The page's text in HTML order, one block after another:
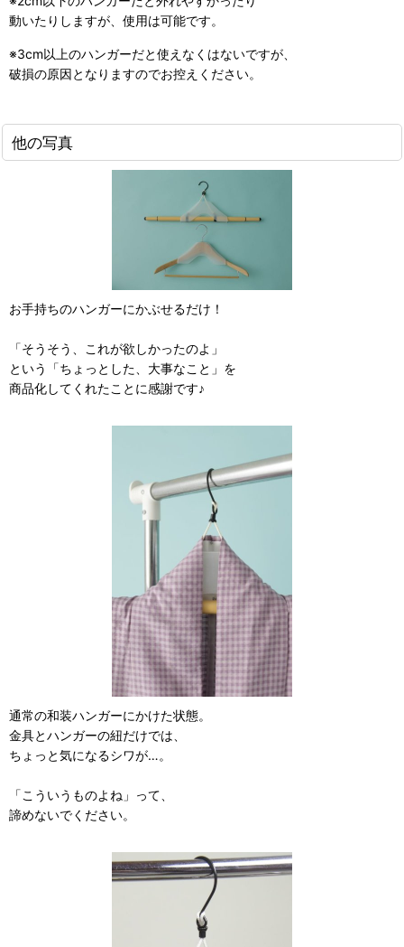
動いたりしますが、使用は可能です。
※3cm以上のハンガーだと使えなくはないですが、
破損の原因となりますのでお控えください。
他の写真
お手持ちのハンガーにかぶせるだけ！
「そうそう、これが欲しかったのよ」
という「ちょっとした、大事なこと」を
商品化してくれたことに感謝です♪
通常の和装ハンガーにかけた状態。
金具とハンガーの紐だけでは、
ちょっと気になるシワが…。
「こういうものよね」って、
諦めないでください。